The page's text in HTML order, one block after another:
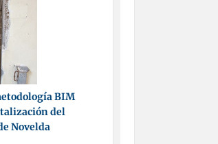
BIM
del
Novelda